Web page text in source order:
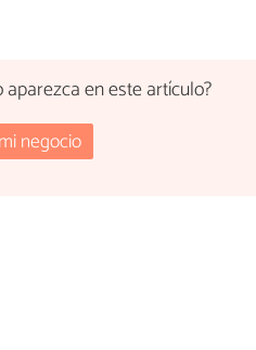
en este artículo?
negocio